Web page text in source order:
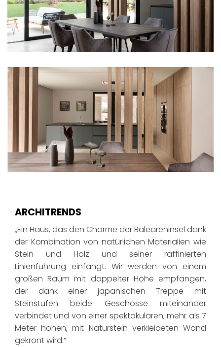
ARCHITRENDS
„Ein Haus, das den Charme der Baleareninsel dank
der Kombination von natürlichen Materialien wie
Stein und Holz und seiner raffinierten
Linienführung einfängt. Wir werden von einem
großen Raum mit doppelter Höhe empfangen,
der dank einer japanischen Treppe mit
Steinstufen beide Geschosse miteinander
verbindet und von einer spektakulären, mehr als 7
Meter hohen, mit Naturstein verkleideten Wand
gekrönt wird.“